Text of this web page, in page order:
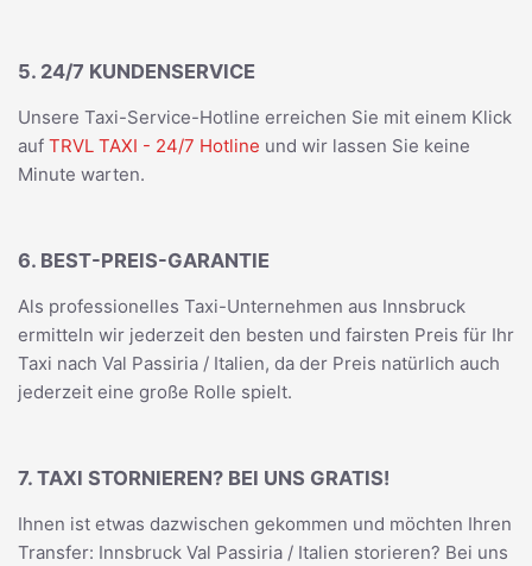
5. 24/7 KUNDENSERVICE
Unsere Taxi-Service-Hotline erreichen Sie mit einem Klick
auf TRVL TAXI - 24/7 Hotline und wir lassen Sie keine
Minute warten.
6. BEST-PREIS-GARANTIE
Als professionelles Taxi-Unternehmen aus Innsbruck
ermitteln wir jederzeit den besten und fairsten Preis für Ihr
Taxi nach Val Passiria / Italien, da der Preis natürlich auch
jederzeit eine große Rolle spielt.
7. TAXI STORNIEREN? BEI UNS GRATIS!
Ihnen ist etwas dazwischen gekommen und möchten Ihren
Transfer: Innsbruck Val Passiria / Italien storieren? Bei uns